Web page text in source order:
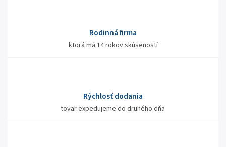
Rodinná firma
ktorá má 14 rokov skúseností
Rýchlosť dodania
tovar expedujeme do druhého dňa